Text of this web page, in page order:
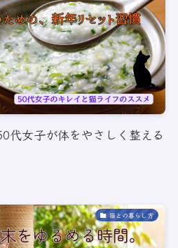
代女子が体をやさしく整える
猫との暮らし方